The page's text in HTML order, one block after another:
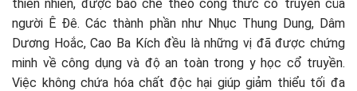
thiên nhiên, được bào chế theo công thức cổ truyền của
người Ê Đê. Các thành phần như Nhục Thung Dung, Dâm
Dương Hoắc, Cao Ba Kích đều là những vị đã được chứng
minh về công dụng và độ an toàn trong y học cổ truyền.
Việc không chứa hóa chất độc hại giúp giảm thiểu tối đa